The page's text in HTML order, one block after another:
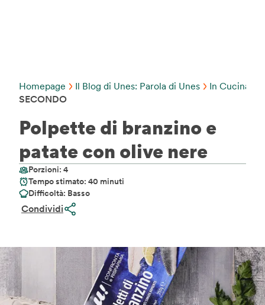
Homepage Il Blog di Unes: Parola di Unes
In Cucina
SECONDO
Polpette di branzino e
patate con olive nere
Porzioni: 4
Tempo stimato: 40 minuti
Difficoltà: Basso
Condividi